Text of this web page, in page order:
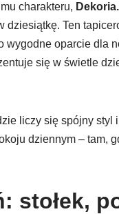
charakteru,
dziesiątkę. Ten
wygodne oparcie dla
się w świetle
liczy się spójny styl
dziennym – tam,
stołek,